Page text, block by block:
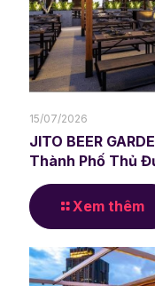
15/07/2026
JITO BEER
Thành Phố Thủ
Xem thêm